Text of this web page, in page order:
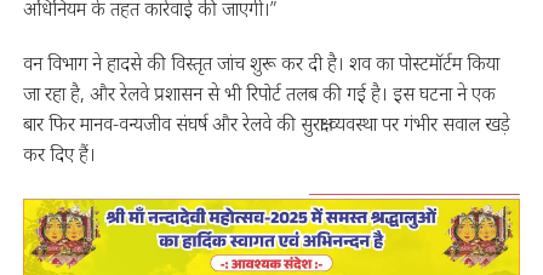
अधिनियम के तहत कार्रवाई की जाएगी।”
वन विभाग ने हादसे की विस्तृत जांच शुरू कर दी है। शव का पोस्टमॉर्टम किया
जा रहा है, और रेलवे प्रशासन से भी रिपोर्ट तलब की गई है। इस घटना ने एक
बार फिर मानव-वन्यजीव संघर्ष और रेलवे की सुरक्षा व्यवस्था पर गंभीर सवाल खड़े
कर दिए हैं।